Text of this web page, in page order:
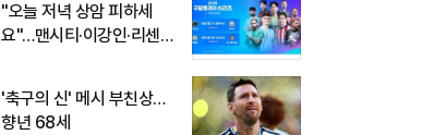
"오늘 저녁 상암 피하세
요"…맨시티·이강인·리센느
'축구의 신' 메시 부친상…
향년 68세